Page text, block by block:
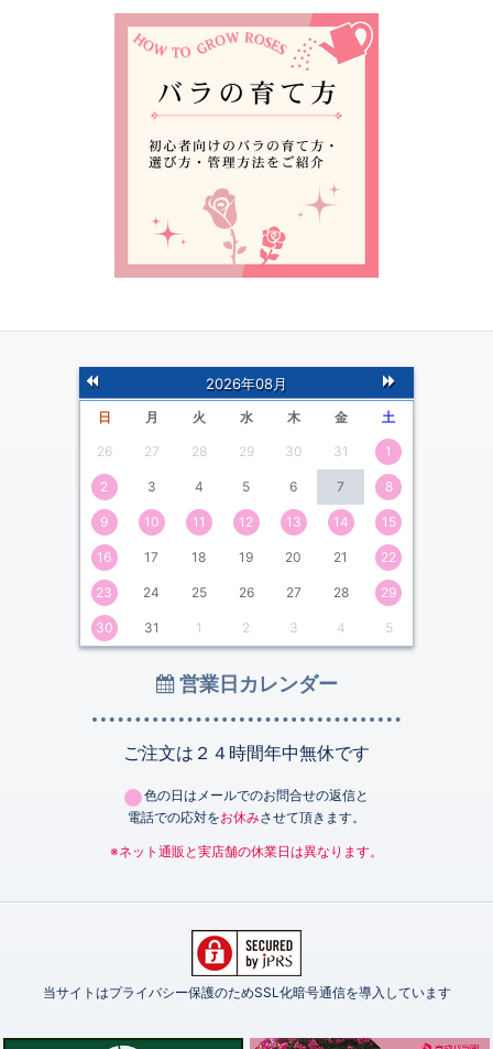
前
の月
次
の月
2026年08月
日 月 火 水 木 金 土
26 27 28 29 30 31 1
2 3 4 5 6 7 8
9 10 11 12 13 14 15
16 17 18 19 20 21 22
23 24 25 26 27 28 29
30 31 1 2 3 4 5
営業日カレンダー
ご注文は２４時間年中無休です
色の日はメールでのお問合せの返信と
電話での応対をお休みさせて頂きます。
※ネット通販と実店舗の休業日は異なります。
当サイトはプライバシー保護のためSSL化暗号通信を導入しています